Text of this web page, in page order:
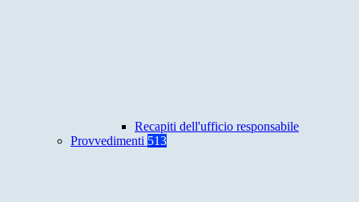
Recapiti dell'ufficio responsabile
Provvedimenti 513